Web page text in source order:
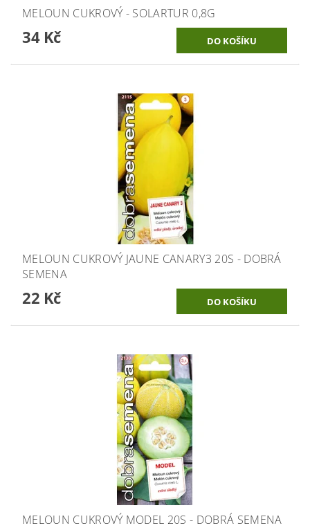
MELOUN CUKROVÝ - SOLARTUR 0,8G
34 Kč
MELOUN CUKROVÝ JAUNE CANARY3 20S - DOBRÁ
SEMENA
22 Kč
MELOUN CUKROVÝ MODEL 20S - DOBRÁ SEMENA